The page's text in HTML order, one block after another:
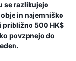
se razlikujejo
in najemniško
približno 500 HK$
povzpnejo do